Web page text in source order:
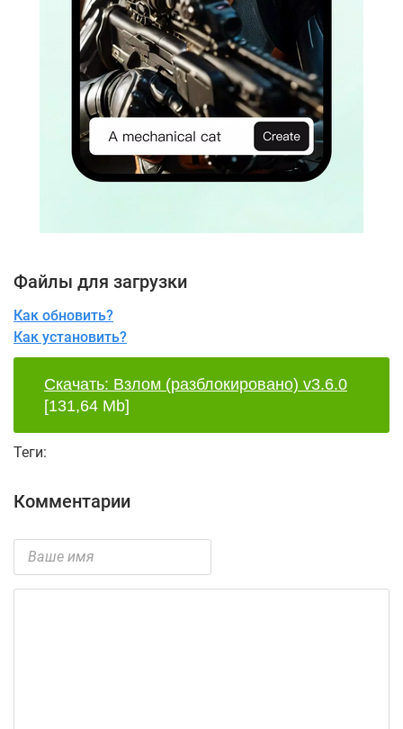
Файлы для загрузки
Как обновить?
Как установить?
Скачать: Взлом (разблокировано) v3.6.0
[131,64 Mb]
Теги:
Комментарии